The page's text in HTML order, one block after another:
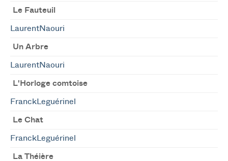
Le Fauteuil
LaurentNaouri
Un Arbre
LaurentNaouri
L'Horloge comtoise
FranckLeguérinel
Le Chat
FranckLeguérinel
La Théière